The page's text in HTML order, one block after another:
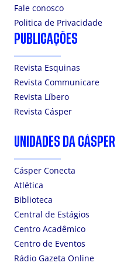
Fale conosco
Politica de Privacidade
PUBLICAÇÕES
Revista Esquinas
Revista Communicare
Revista Líbero
Revista Cásper
UNIDADES DA CÁSPER
Cásper Conecta
Atlética
Biblioteca
Central de Estágios
Centro Acadêmico
Centro de Eventos
Rádio Gazeta Online